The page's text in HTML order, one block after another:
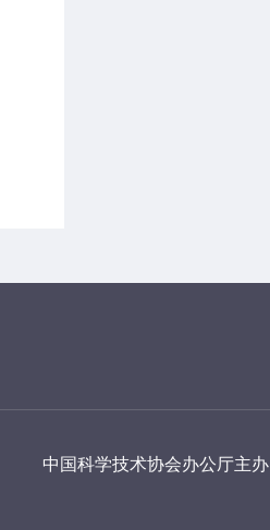
中国科学技术协会办公厅主办